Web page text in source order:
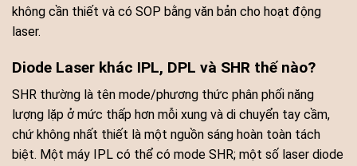
không cần thiết và có SOP bằng văn bản cho hoạt động
laser.
Diode Laser khác IPL, DPL và SHR thế nào?
SHR thường là tên mode/phương thức phân phối năng
lượng lặp ở mức thấp hơn mỗi xung và di chuyển tay cầm,
chứ không nhất thiết là một nguồn sáng hoàn toàn tách
biệt. Một máy IPL có thể có mode SHR; một số laser diode